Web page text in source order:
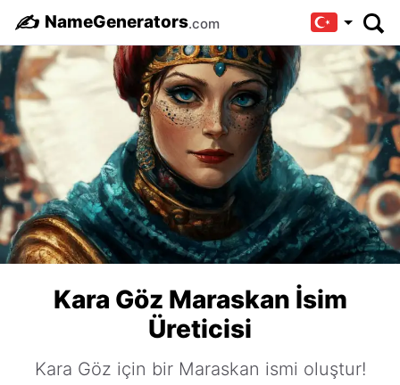
✍️ NameGenerators.com
Kara Göz Maraskan İsim
Üreticisi
Kara Göz için bir Maraskan ismi oluştur!